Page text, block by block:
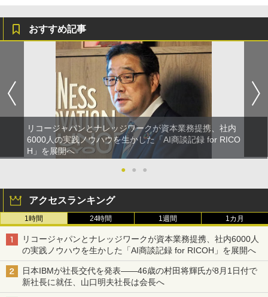
おすすめ記事
リコージャパンとナレッジワークが資本業務提携、社内
6000人の実践ノウハウを生かした「AI商談記録 for RICO
H」を展開へ
●
● ●
アクセスランキング
1時間 24時間 1週間 1カ月
リコージャパンとナレッジワークが資本業務提携、社内6000人
の実践ノウハウを生かした「AI商談記録 for RICOH」を展開へ
日本IBMが社長交代を発表――46歳の村田将輝氏が8月1日付で
新社長に就任、山口明夫社長は会長へ